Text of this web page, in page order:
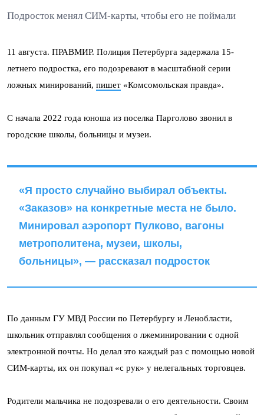
Подросток менял СИМ-карты, чтобы его не поймали
11 августа. ПРАВМИР. Полиция Петербурга задержала 15-
летнего подростка, его подозревают в масштабной серии
ложных минирований, пишет «Комсомольская правда».
С начала 2022 года юноша из поселка Парголово звонил в
городские школы, больницы и музеи.
«Я просто случайно выбирал объекты.
«Заказов» на конкретные места не было.
Минировал аэропорт Пулково, вагоны
метрополитена, музеи, школы,
больницы», — рассказал подросток
По данным ГУ МВД России по Петербургу и Ленобласти,
школьник отправлял сообщения о лжеминировании с одной
электронной почты. Но делал это каждый раз с помощью новой
СИМ-карты, их он покупал «с рук» у нелегальных торговцев.
Родители мальчика не подозревали о его деятельности. Своим